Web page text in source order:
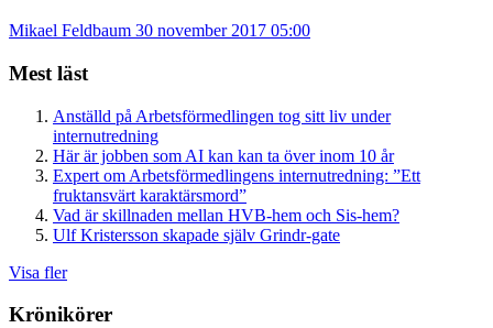
Mikael Feldbaum 30 november 2017 05:00
Mest läst
Anställd på Arbetsförmedlingen tog sitt liv under
internutredning
Här är jobben som AI kan kan ta över inom 10 år
Expert om Arbetsförmedlingens internutredning: ”Ett
fruktansvärt karaktärsmord”
Vad är skillnaden mellan HVB-hem och Sis-hem?
Ulf Kristersson skapade själv Grindr-gate
Visa fler
Krönikörer